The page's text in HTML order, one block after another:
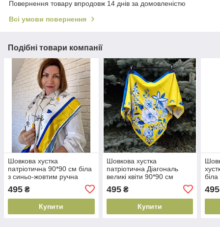
Повернення товару впродовж 14 днів за домовленістю
Всі умови повернення
Подібні товари компанії
Шовкова хустка
патріотична 90*90 см біла
з синьо-жовтим ручна
495 ₴
Купити
Шовкова хустка
патріотична Діагональ
великі квіти 90*90 см
495₴
Купити
495